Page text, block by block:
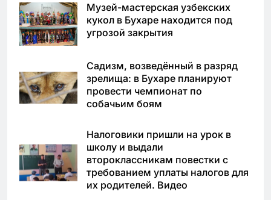
Музей-мастерская узбекских
кукол в Бухаре находится под
угрозой закрытия
Садизм, возведённый в разряд
зрелища: в Бухаре планируют
провести чемпионат по
собачьим боям
Налоговики пришли на урок в
школу и выдали
второклассникам повестки с
требованием уплаты налогов для
их родителей. Видео